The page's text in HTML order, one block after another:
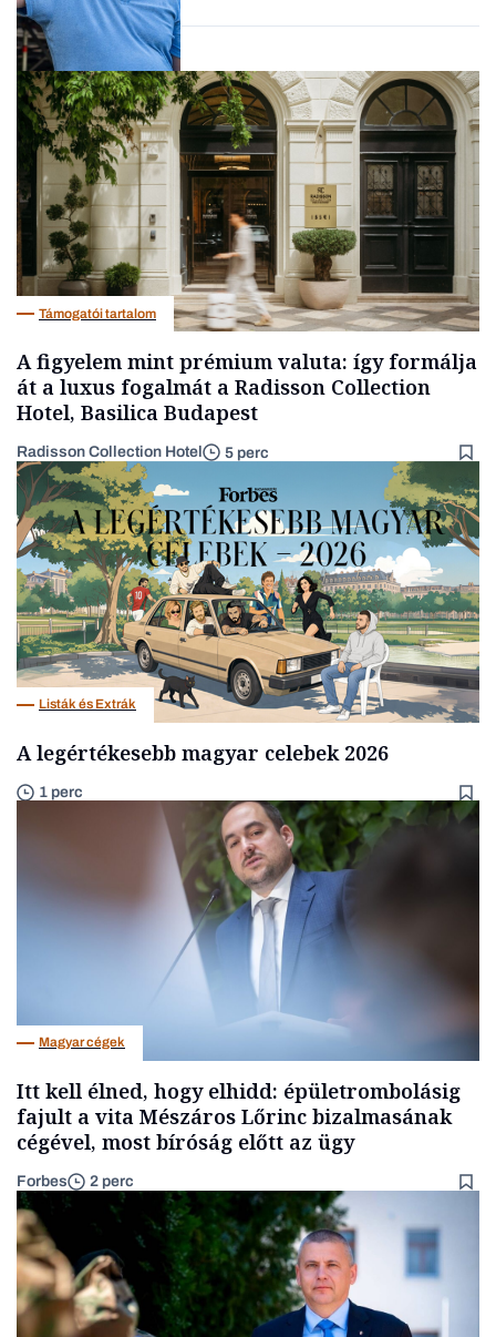
Társadalom
Támogatói tartalom
A figyelem mint prémium valuta: így formálja
át a luxus fogalmát a Radisson Collection
Hotel, Basilica Budapest
Radisson Collection Hotel 5 perc
Listák és Extrák
A legértékesebb magyar celebek 2026
1 perc
Magyar cégek
Itt kell élned, hogy elhidd: épületrombolásig
fajult a vita Mészáros Lőrinc bizalmasának
cégével, most bíróság előtt az ügy
Forbes 2 perc